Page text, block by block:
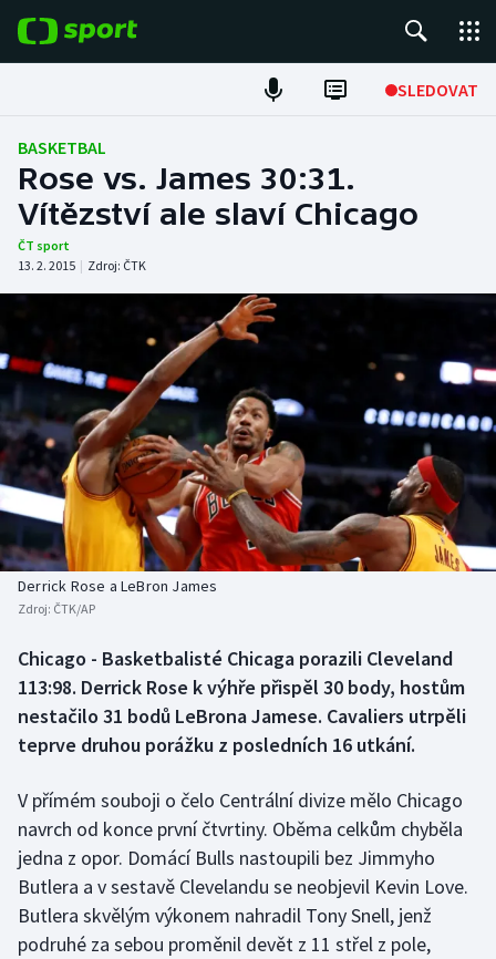
SLEDOVAT
Fotbal
Hokej
Tenis
Atletika
Cyklistika
DALŠÍ SPORTY
Americký fotbal
Baseball a softbal
Basketbal
Biatlon
Boby a skeleton
Box
Dostihy
Florbal
Futsal
NEPŘEHLÉDNĚTE
Soutěže
Historické návraty
Aplikace ČT sport
AZ kvíz
BASKETBAL
Rose vs. James 30:31.
Vítězství ale slaví Chicago
ČT sport
13. 2. 2015 | Zdroj: ČTK
Derrick Rose a LeBron James
Zdroj: ČTK/AP
Chicago - Basketbalisté Chicaga porazili Cleveland
113:98. Derrick Rose k výhře přispěl 30 body, hostům
nestačilo 31 bodů LeBrona Jamese. Cavaliers utrpěli
teprve druhou porážku z posledních 16 utkání.
V přímém souboji o čelo Centrální divize mělo Chicago
navrch od konce první čtvrtiny. Oběma celkům chyběla
jedna z opor. Domácí Bulls nastoupili bez Jimmyho
Butlera a v sestavě Clevelandu se neobjevil Kevin Love.
Butlera skvělým výkonem nahradil Tony Snell, jenž
podruhé za sebou proměnil devět z 11 střel z pole,